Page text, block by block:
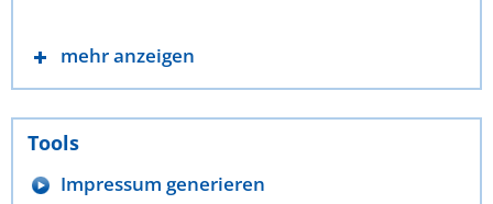
mehr anzeigen
Tools
Impressum generieren